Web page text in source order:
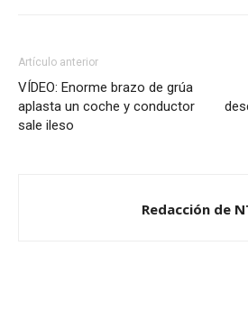
Artículo anterior
VÍDEO: Enorme brazo de grúa
aplasta un coche y conductor
sale ileso
Redacción de